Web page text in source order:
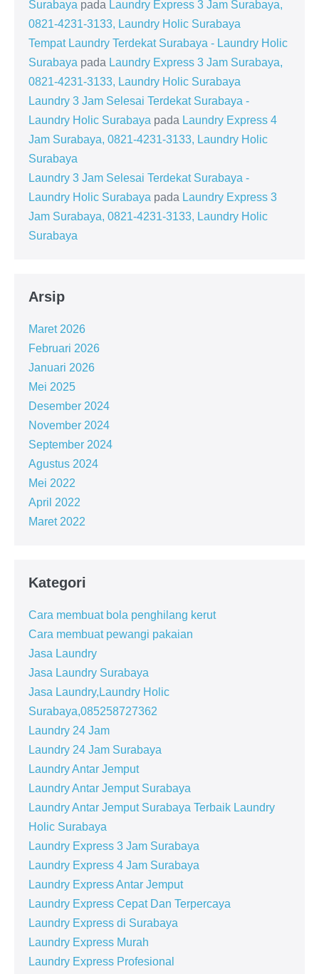
Surabaya pada Laundry Express 3 Jam Surabaya,
0821-4231-3133, Laundry Holic Surabaya
Tempat Laundry Terdekat Surabaya - Laundry Holic
Surabaya pada Laundry Express 3 Jam Surabaya,
0821-4231-3133, Laundry Holic Surabaya
Laundry 3 Jam Selesai Terdekat Surabaya -
Laundry Holic Surabaya pada Laundry Express 4
Jam Surabaya, 0821-4231-3133, Laundry Holic
Surabaya
Laundry 3 Jam Selesai Terdekat Surabaya -
Laundry Holic Surabaya pada Laundry Express 3
Jam Surabaya, 0821-4231-3133, Laundry Holic
Surabaya
Arsip
Maret 2026
Februari 2026
Januari 2026
Mei 2025
Desember 2024
November 2024
September 2024
Agustus 2024
Mei 2022
April 2022
Maret 2022
Kategori
Cara membuat bola penghilang kerut
Cara membuat pewangi pakaian
Jasa Laundry
Jasa Laundry Surabaya
Jasa Laundry,Laundry Holic
Surabaya,085258727362
Laundry 24 Jam
Laundry 24 Jam Surabaya
Laundry Antar Jemput
Laundry Antar Jemput Surabaya
Laundry Antar Jemput Surabaya Terbaik Laundry
Holic Surabaya
Laundry Express 3 Jam Surabaya
Laundry Express 4 Jam Surabaya
Laundry Express Antar Jemput
Laundry Express Cepat Dan Terpercaya
Laundry Express di Surabaya
Laundry Express Murah
Laundry Express Profesional